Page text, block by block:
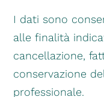
I dati sono
alle finalità
cancellazione,
conservazione
professionale.